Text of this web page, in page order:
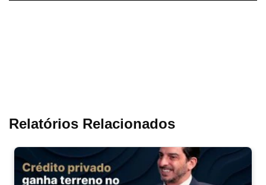
Relatórios Relacionados